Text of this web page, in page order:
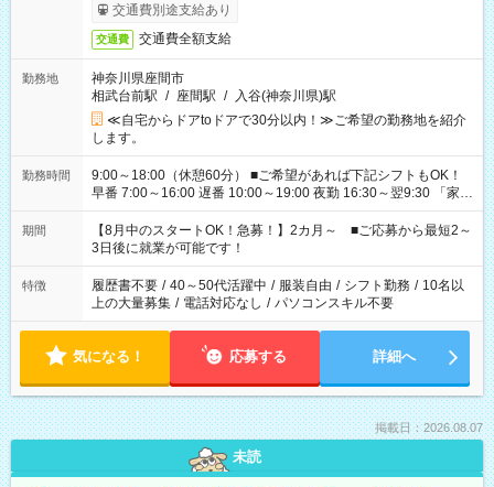
交通費別途支給あり
交通費 交通費全額支給
勤務地
神奈川県座間市
相武台前駅 / 座間駅 / 入谷(神奈川県)駅
≪自宅からドアtoドアで30分以内！≫ご希望の勤務地を紹介
します。
勤務時間
9:00～18:00（休憩60分） ■ご希望があれば下記シフトもOK！
早番 7:00～16:00 遅番 10:00～19:00 夜勤 16:30～翌9:30 「家族
と休みを合わせたい」 「余裕を持って夕飯の準備がしたい」
「できれば残業はしたくない」 など、ご希望を教えてください
ね。 ※Wワーク希望の方へ 今ご覧のお仕事で希望する勤務時間
と、もう1つのお仕事の勤務時間。 合計で週40時間を超える場
合は応募できません。
期間
【8月中のスタートOK！急募！】2カ月～ ■ご応募から最短2～
3日後に就業が可能です！
特徴 履歴書不要 / 40～50代活躍中 / 服装自由 / シフト勤務 / 10名以
上の大量募集 / 電話対応なし / パソコンスキル不要
気になる！ 応募する 詳細へ
掲載日：2026.08.07
未読